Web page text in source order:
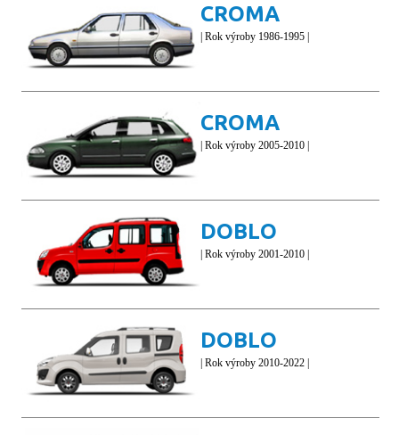
CROMA
| Rok výroby 1986-1995 |
CROMA
| Rok výroby 2005-2010 |
DOBLO
| Rok výroby 2001-2010 |
DOBLO
| Rok výroby 2010-2022 |